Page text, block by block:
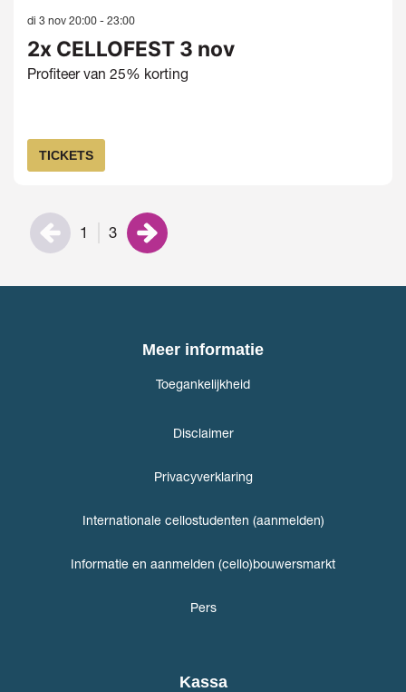
2x CELLOFEST 3 nov
Profiteer van 25% korting
di 3 nov 20:00 - 23:00
TICKETS
1 3
Meer informatie
Toegankelijkheid
Disclaimer
Privacyverklaring
Internationale cellostudenten (aanmelden)
Informatie en aanmelden (cello)bouwersmarkt
Pers
Kassa